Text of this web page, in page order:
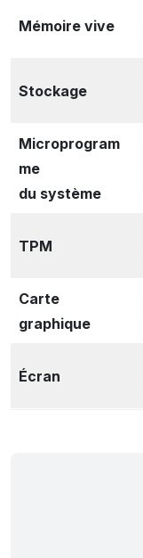
Mémoire vive
Stockage
Microprogram
me
du système
TPM
Carte
graphique
Écran